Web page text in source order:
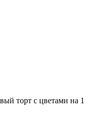
торт с цветами на 1